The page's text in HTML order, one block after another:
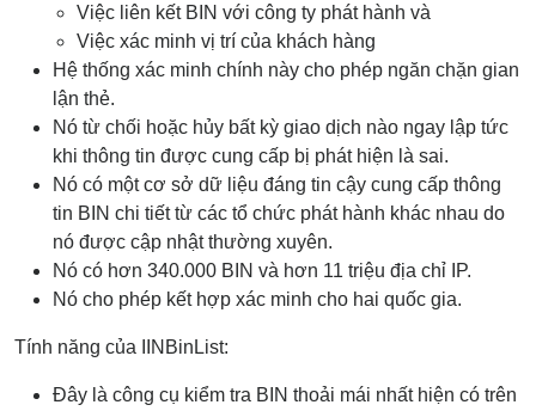
Việc liên kết BIN với công ty phát hành và
Việc xác minh vị trí của khách hàng
Hệ thống xác minh chính này cho phép ngăn chặn gian
lận thẻ.
Nó từ chối hoặc hủy bất kỳ giao dịch nào ngay lập tức
khi thông tin được cung cấp bị phát hiện là sai.
Nó có một cơ sở dữ liệu đáng tin cậy cung cấp thông
tin BIN chi tiết từ các tổ chức phát hành khác nhau do
nó được cập nhật thường xuyên.
Nó có hơn 340.000 BIN và hơn 11 triệu địa chỉ IP.
Nó cho phép kết hợp xác minh cho hai quốc gia.
Tính năng của IINBinList:
Đây là công cụ kiểm tra BIN thoải mái nhất hiện có trên